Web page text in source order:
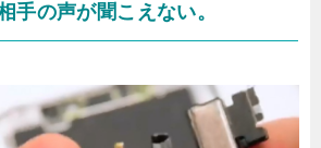
手の声が聞こえない。